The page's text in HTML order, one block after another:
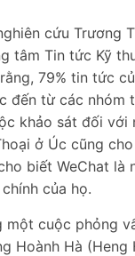
cứu Trương
tâm Tin tức Kỹ
79% tin tức
đến từ các nhóm
khảo sát đối với
ở Úc cũng
biết WeChat là
của họ.
một cuộc phỏng
Hoành Hà (Heng